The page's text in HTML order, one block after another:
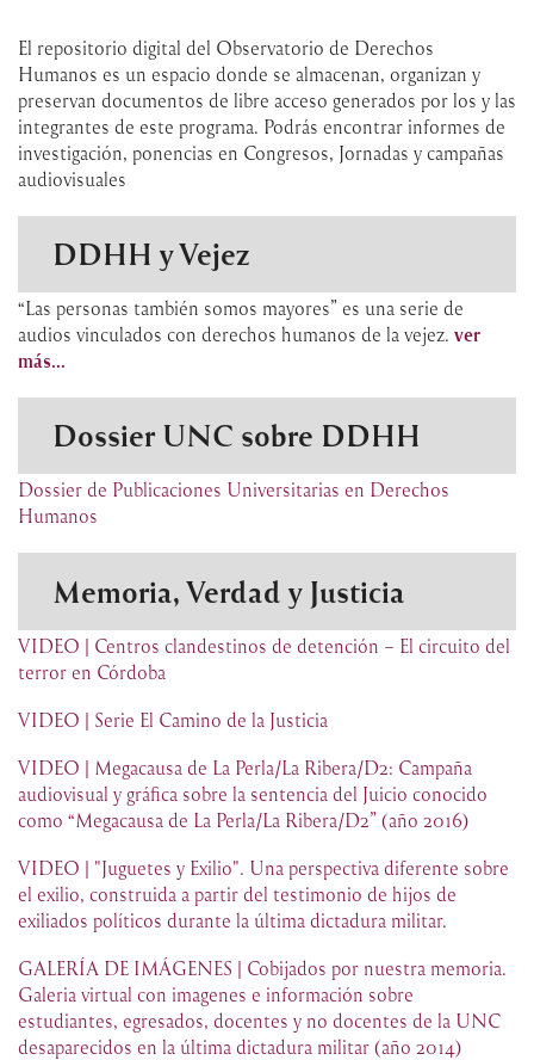
El repositorio digital del Observatorio de Derechos
Humanos es un espacio donde se almacenan, organizan y
preservan documentos de libre acceso generados por los y las
integrantes de este programa. Podrás encontrar informes de
investigación, ponencias en Congresos, Jornadas y campañas
audiovisuales
DDHH y Vejez
“Las personas también somos mayores” es una serie de
audios vinculados con derechos humanos de la vejez. ver
más...
Dossier UNC sobre DDHH
Dossier de Publicaciones Universitarias en Derechos
Humanos
Memoria, Verdad y Justicia
VIDEO | Centros clandestinos de detención – El circuito del
terror en Córdoba
VIDEO | Serie El Camino de la Justicia
VIDEO | Megacausa de La Perla/La Ribera/D2: Campaña
audiovisual y gráfica sobre la sentencia del Juicio conocido
como “Megacausa de La Perla/La Ribera/D2” (año 2016)
VIDEO | "Juguetes y Exilio". Una perspectiva diferente sobre
el exilio, construida a partir del testimonio de hijos de
exiliados políticos durante la última dictadura militar.
GALERÍA DE IMÁGENES | Cobijados por nuestra memoria.
Galeria virtual con imagenes e información sobre
estudiantes, egresados, docentes y no docentes de la UNC
desaparecidos en la última dictadura militar (año 2014)